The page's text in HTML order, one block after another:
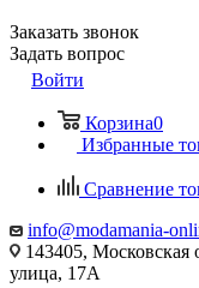
Заказать звонок
Задать вопрос
Войти
Корзина0
Избранные
Сравнение
info@modamania-
143405, Московская
улица, 17А